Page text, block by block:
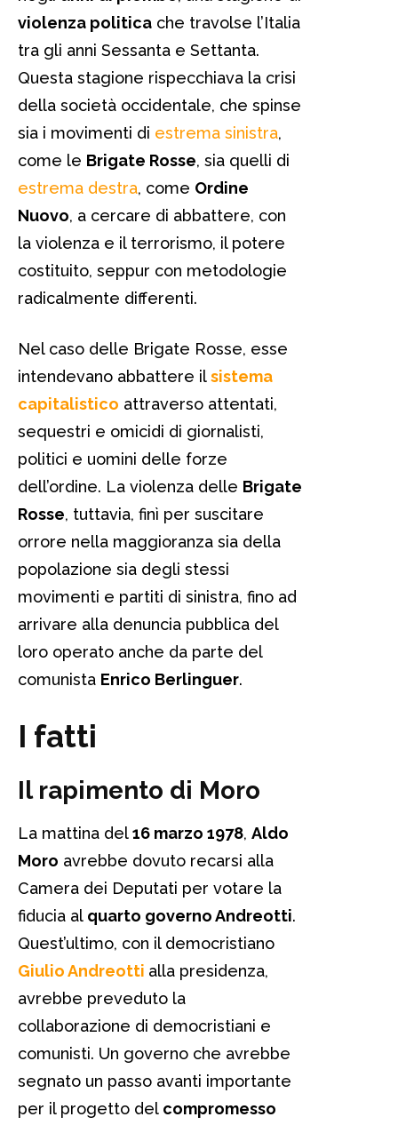
violenza politica che travolse l’Italia
tra gli anni Sessanta e Settanta.
Questa stagione rispecchiava la crisi
della società occidentale, che spinse
sia i movimenti di estrema sinistra,
come le Brigate Rosse, sia quelli di
estrema destra, come Ordine
Nuovo, a cercare di abbattere, con
la violenza e il terrorismo, il potere
costituito, seppur con metodologie
radicalmente differenti.
Nel caso delle Brigate Rosse, esse
intendevano abbattere ilsistema
capitalistico attraverso attentati,
sequestri e omicidi di giornalisti,
politici e uomini delle forze
dell’ordine. La violenza delle Brigate
Rosse, tuttavia, finì per suscitare
orrore nella maggioranza sia della
popolazione sia degli stessi
movimenti e partiti di sinistra, fino ad
arrivare alla denuncia pubblica del
loro operato anche da parte del
comunista Enrico Berlinguer.
I fatti
Il rapimento di Moro
La mattina del16 marzo 1978, Aldo
Moro avrebbe dovuto recarsi alla
Camera dei Deputati per votare la
fiducia al quarto governo Andreotti.
Quest’ultimo, con il democristiano
Giulio Andreotti alla presidenza,
avrebbe preveduto la
collaborazione di democristiani e
comunisti. Un governo che avrebbe
segnato un passo avanti importante
per il progetto del compromesso